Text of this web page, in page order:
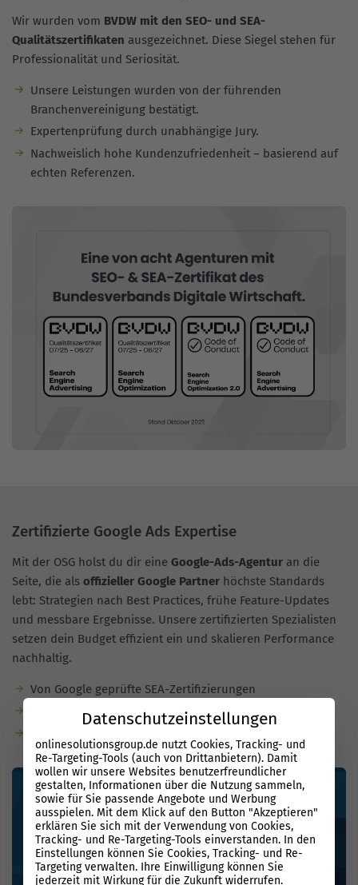
Wir wurden vom BVDW mit den SEO- und SEA-
Qualitätszertifikaten ausgezeichnet. Diese Siegel stehen für
Professionalität und Seriosität.
Unsere Leistungen wurden von der führenden
Branchenvereinigung bestätigt.
Expertenprüfung durch unabhängige Jury.
Nachweislich hohe Kundenzufriedenheit – basierend auf
echten Referenzen.
Zertifizierte Google Ads Expertise
Mit der OSG holst du dir eine Google-Ads-Agentur an die
Seite, die als offizieller Google Partner höchste Standards
lebt: Strategien nach Best Practices, frühe Feature-Updates
und messbare Ergebnisse. Unsere zertifizierten Spezialisten
setzen dein Budget effizient ein und skalieren Performance
nachhaltig.
Von Google geprüfte SEA-Zertifizierungen
Zugang zu Google-Insights, Betas und Support
Datenschutzeinstellungen
onlinesolutionsgroup.de nutzt Cookies, Tracking- und
Re-Targeting-Tools (auch von Drittanbietern). Damit
wollen wir unsere Websites benutzerfreundlicher
gestalten, Informationen über die Nutzung sammeln,
sowie für Sie passende Angebote und Werbung
ausspielen. Mit dem Klick auf den Button "Akzeptieren"
erklären Sie sich mit der Verwendung von Cookies,
Tracking- und Re-Targeting-Tools einverstanden. In den
Einstellungen können Sie Cookies, Tracking- und Re-
Targeting verwalten. Ihre Einwilligung können Sie
jederzeit mit Wirkung für die Zukunft widerrufen.